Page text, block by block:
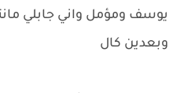
يوسف ومؤمل واني جابلي
وبعدين كال